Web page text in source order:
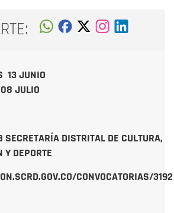
13 JUNIO
08 JULIO
SECRETARÍA DISTRITAL DE CULTURA,
Y DEPORTE
CONVOCATORIAS/3192